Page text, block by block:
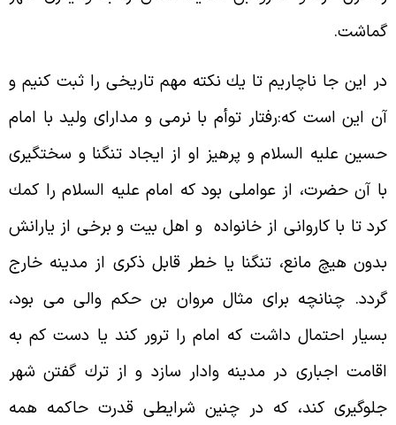
اين جا ناچاريم تا يك نكته مهم تاريخى را ثبت كنيم و
اين است كه:رفتار توأم با نرمى و مداراى وليد با امام
عليه السلام و پرهيز او از ايجاد تنگنا و سختگيرى
آن حضرت، از عواملى بود كه امام عليه السلام را كمك
تا با كاروانى از خانواده و اهل بيت و برخى از يارانش
هيچ مانع، تنگنا يا خطر قابل ذكرى از مدينه خارج
چنانچه براى مثال مروان بن حكم والى مى بود،
احتمال داشت كه امام را ترور كند يا دست كم به
اجبارى در مدينه وادار سازد و از ترك گفتن شهر
كند، كه در چنين شرايطى قدرت حاكمه همه